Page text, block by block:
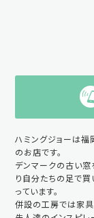
ハミングジョーは
のお店です。
デンマークの古い窓
り自分たちの足で買
っています。
併設の工房では家具